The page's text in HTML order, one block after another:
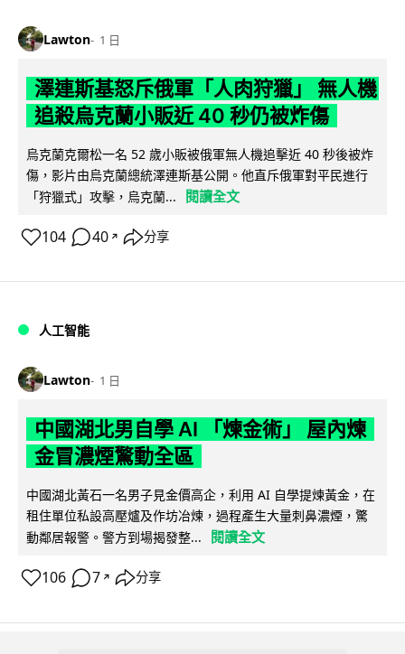
Lawton 1 日
澤連斯基怒斥俄軍「人肉狩獵」 無人機
追殺烏克蘭小販近 40 秒仍被炸傷
烏克蘭克爾松一名 52 歲小販被俄軍無人機追擊近 40 秒後被炸
傷，影片由烏克蘭總統澤連斯基公開。他直斥俄軍對平民進行
「狩獵式」攻擊，烏克蘭...
閱讀全文
104 40 ↗ 分享
人工智能
Lawton 1 日
中國湖北男自學 AI 「煉金術」 屋內煉
金冒濃煙驚動全區
中國湖北黃石一名男子見金價高企，利用 AI 自學提煉黃金，在
租住單位私設高壓爐及作坊冶煉，過程產生大量刺鼻濃煙，驚
動鄰居報警。警方到場揭發整...
閱讀全文
106 7 ↗ 分享